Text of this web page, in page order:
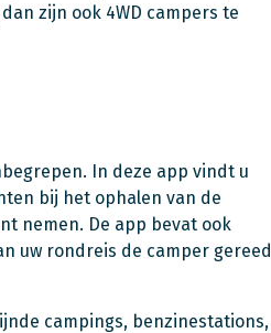
zijn ook 4WD campers te
In deze app vindt u
bij het ophalen van de
nemen. De app bevat ook
uw rondreis de camper gereed
campings, benzinestations,